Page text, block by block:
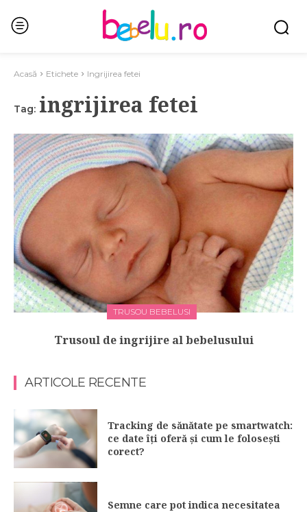
Acasă Etichete Ingrijirea fetei
Tag: ingrijirea fetei
TRUSOU BEBELUSI
Trusoul de ingrijire al bebelusului
ARTICOLE RECENTE
Tracking de sănătate pe smartwatch:
ce date îți oferă și cum le folosești
corect?
Semne care pot indica necesitatea